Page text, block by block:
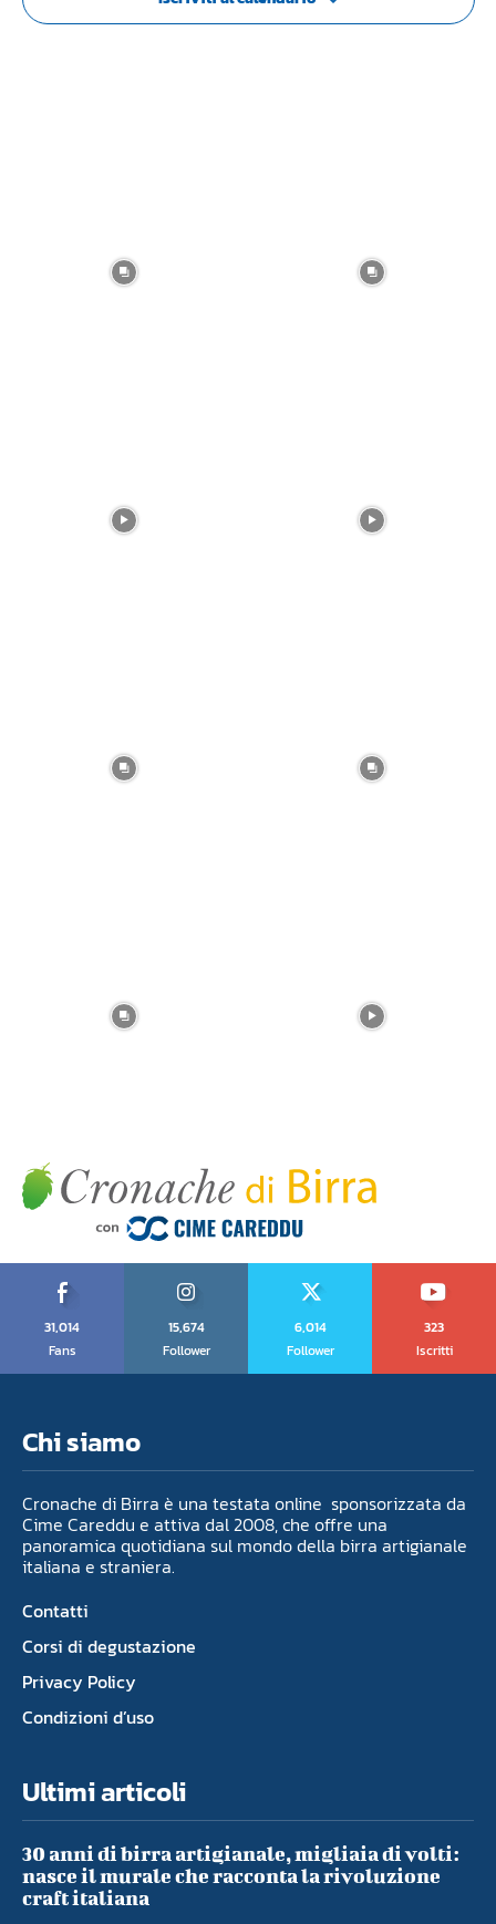
31,014
Fans
15,674
Follower
6,014
Follower
323
Iscritti
Chi siamo
Cronache di Birra è una testata online sponsorizzata da
Cime Careddu e attiva dal 2008, che offre una
panoramica quotidiana sul mondo della birra artigianale
italiana e straniera.
Contatti
Corsi di degustazione
Privacy Policy
Condizioni d’uso
Ultimi articoli
30 anni di birra artigianale, migliaia di volti:
nasce il murale che racconta la rivoluzione
craft italiana